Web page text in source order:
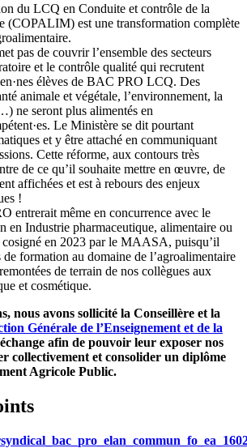
du LCQ en Conduite et contrôle de la
(COPALIM) est une transformation complète
pas de couvrir l’ensemble des secteurs
et le contrôle qualité qui recrutent
élèves de BAC PRO LCQ. Des
animale et végétale, l’environnement, la
ne seront plus alimentés en
Le Ministère se dit pourtant
et y être attaché en communiquant
Cette réforme, aux contours très
de ce qu’il souhaite mettre en œuvre, de
affichées et est à rebours des enjeux
!
entrerait même en concurrence avec le
en Industrie pharmaceutique, alimentaire ou
en 2023 par le MAASA, puisqu’il
formation au domaine de l’agroalimentaire
de terrain de nos collègues aux
et cosmétique.
nous avons sollicité la Conseillère et la
Générale de l’Enseignement et de la
afin de pouvoir leur exposer nos
collectivement et consolider un diplôme
Agricole Public.